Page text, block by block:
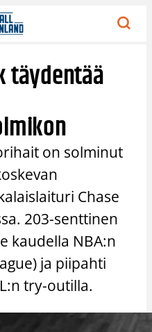
täydentää
on solminut
Chase
203-senttinen
kaudella NBA:n
ja piipahti
try-outilla.